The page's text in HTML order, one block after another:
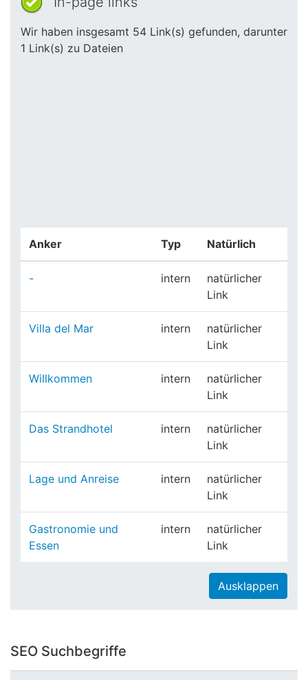
Wir haben insgesamt 54 Link(s) gefunden, darunter
1 Link(s) zu Dateien
Anker Typ Natürlich
- intern
natürlicher
Link
Villa del Mar intern
natürlicher
Link
Willkommen intern
natürlicher
Link
Das Strandhotel intern
natürlicher
Link
Lage und Anreise intern
natürlicher
Link
Gastronomie und
Essen
intern
natürlicher
Link
Ausklappen
SEO Suchbegriffe